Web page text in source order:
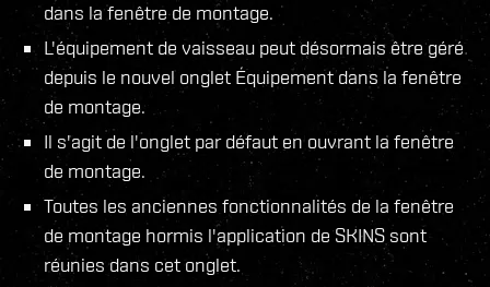
dans la fenêtre de montage.
L'équipement de vaisseau peut désormais être géré
depuis le nouvel onglet Équipement dans la fenêtre
de montage.
Il s'agit de l'onglet par défaut en ouvrant la fenêtre
de montage.
Toutes les anciennes fonctionnalités de la fenêtre
de montage hormis l'application de SKINS sont
réunies dans cet onglet.